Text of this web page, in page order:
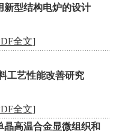
新型结构电炉的设计
全文]
工艺性能改善研究
全文]
高温合金显微组织和